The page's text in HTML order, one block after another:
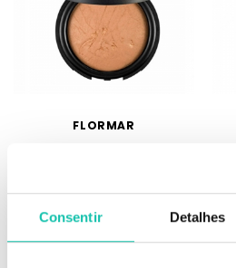
Consentir Detalhes
FLORMAR
13.81€